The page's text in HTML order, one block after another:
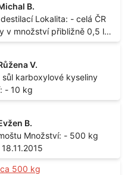
B.
- celá ČR
v množství přibližně 0,5 l
V.
- 10 kg
B.
- Praha 10 Termín: - 18.11.2015
500 kg